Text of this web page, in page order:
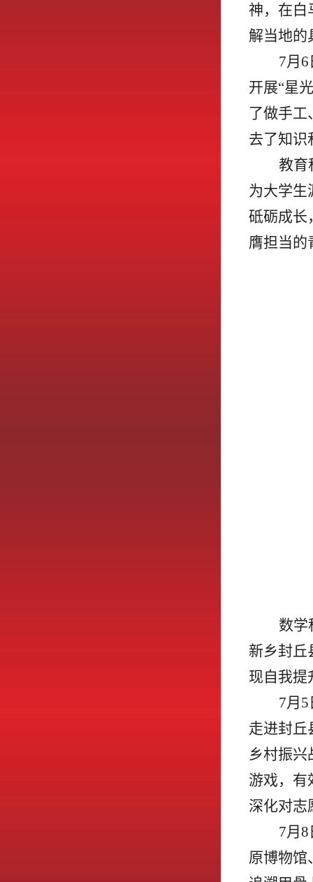
神，在白
解当地的
7月
开展“星
了做手工
去了知识
教育
为大学生
砥砺成长
膺担当的
数学
新乡封丘
现自我提
7月5
走进封丘
乡村振兴
游戏，有
深化对志
7月
原博物馆